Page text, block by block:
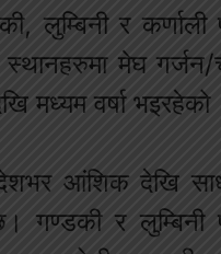
लुम्बिनी र
मेघ
मध्यम वर्षा भइरहेको
आंशिक देखि
गण्डकी र लुम्बिनी